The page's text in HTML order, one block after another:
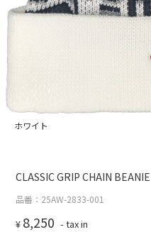
ホワイト
CLASSIC GRIP CHAIN BEANIE
品番：25AW-2833-001
¥ 8,250 - tax in